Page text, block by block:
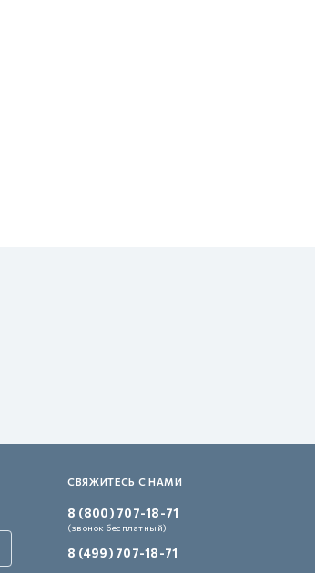
СВЯЖИТЕСЬ С НАМИ
8 (800) 707-18-71
(звонок бесплатный)
8 (499) 707-18-71